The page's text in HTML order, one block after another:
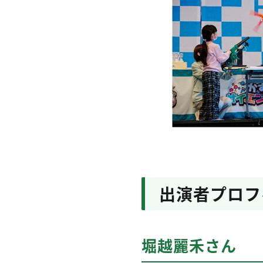
出演者プロ
堀越麗禾さん